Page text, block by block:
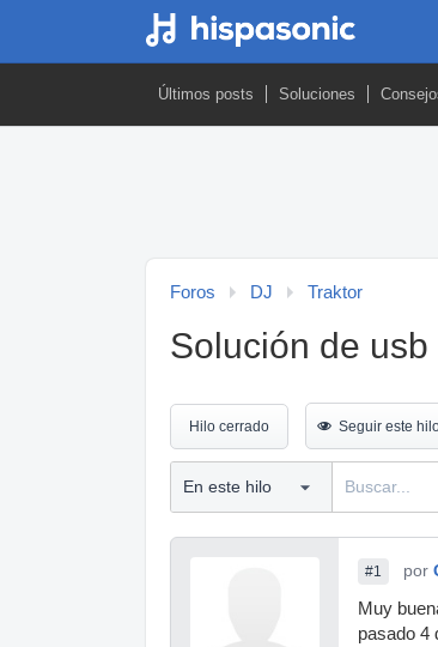
Últimos posts Soluciones
Foros DJ Traktor
Solución de
Hilo cerrado Seguir este
#1 por
Muy
pasado 4